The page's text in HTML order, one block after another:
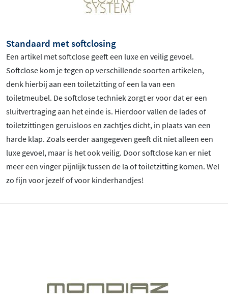
Standaard met softclosing
Een artikel met softclose geeft een luxe en veilig gevoel.
Softclose kom je tegen op verschillende soorten artikelen,
denk hierbij aan een toiletzitting of een la van een
toiletmeubel. De softclose techniek zorgt er voor dat er een
sluitvertraging aan het einde is. Hierdoor vallen de lades of
toiletzittingen geruisloos en zachtjes dicht, in plaats van een
harde klap. Zoals eerder aangegeven geeft dit niet alleen een
luxe gevoel, maar is het ook veilig. Door softclose kan er niet
meer een vinger pijnlijk tussen de la of toiletzitting komen. Wel
zo fijn voor jezelf of voor kinderhandjes!